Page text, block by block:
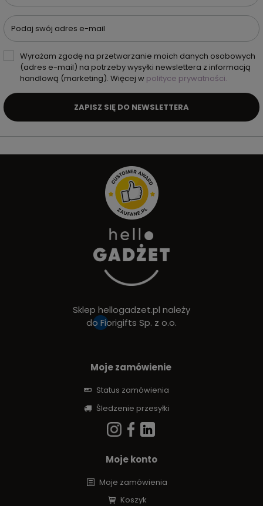
Podaj swój adres e-mail
Wyrażam zgodę na przetwarzanie moich danych osobowych
(adres e-mail) na potrzeby wysyłki newslettera z informacją
handlową (marketing). Więcej w polityce prywatności.
ZAPISZ SIĘ DO NEWSLETTERA
Sklep hellogadzet.pl należy
do Fiorigifts Sp. z o.o.
Moje zamówienie
Status zamówienia
Śledzenie przesyłki
Moje konto
Moje zamówienia
Koszyk